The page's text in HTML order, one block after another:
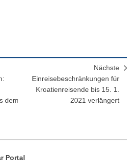
dem
Nächste
Einreisebeschränkungen für
Kroatienreisende bis 15. 1.
2021 verlängert
Portal